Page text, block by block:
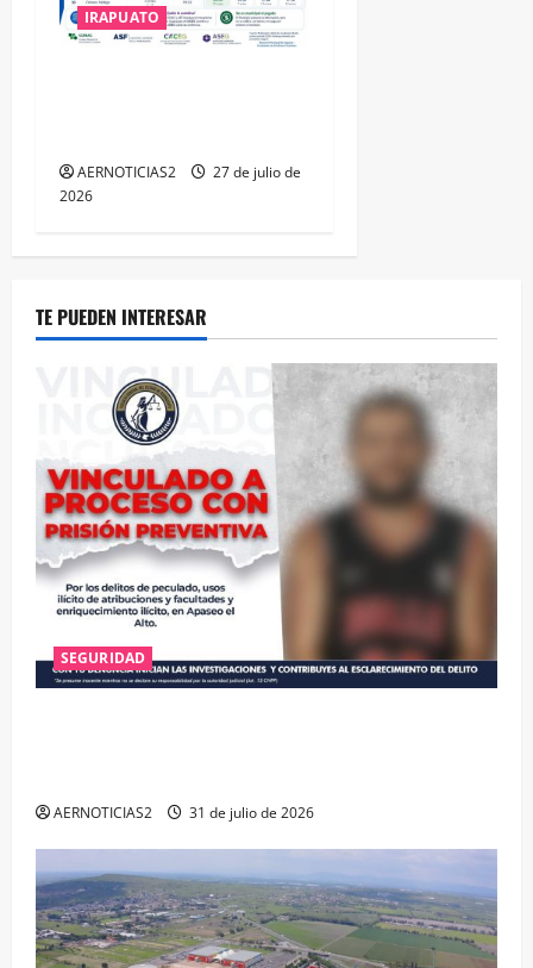
IRAPUATO
AERNOTICIAS2
27 de julio de
2026
TE PUEDEN INTERESAR
SEGURIDAD
AERNOTICIAS2 31 de julio de 2026